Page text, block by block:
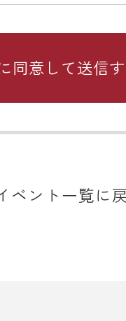
いたします。
ン指定受信や、
は【@sadh.jp】
ベント一覧に